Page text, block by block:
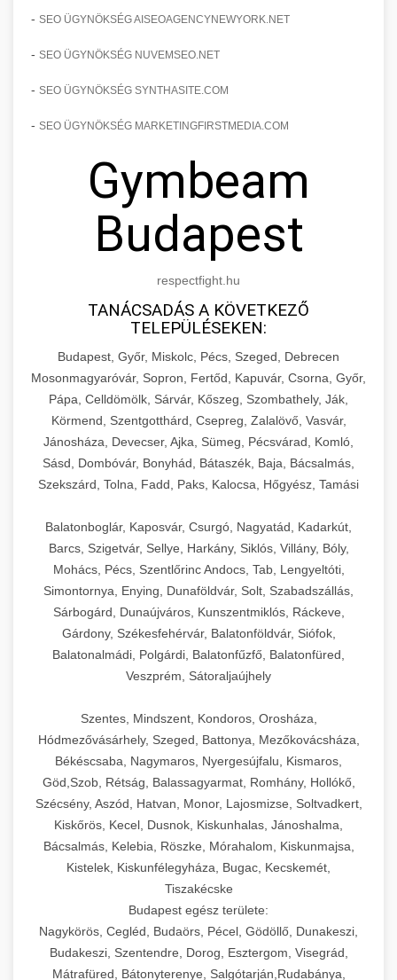
- SEO ÜGYNÖKSÉG AISEOAGENCYNEWYORK.NET
- SEO ÜGYNÖKSÉG NUVEMSEO.NET
- SEO ÜGYNÖKSÉG SYNTHASITE.COM
- SEO ÜGYNÖKSÉG MARKETINGFIRSTMEDIA.COM
Gymbeam
Budapest
respectfight.hu
TANÁCSADÁS A KÖVETKEZŐ
TELEPÜLÉSEKEN:
Budapest, Győr, Miskolc, Pécs, Szeged, Debrecen
Mosonmagyaróvár, Sopron, Fertőd, Kapuvár, Csorna, Győr,
Pápa, Celldömölk, Sárvár, Kőszeg, Szombathely, Ják,
Körmend, Szentgotthárd, Csepreg, Zalalövő, Vasvár,
Jánosháza, Devecser, Ajka, Sümeg, Pécsvárad, Komló,
Sásd, Dombóvár, Bonyhád, Bátaszék, Baja, Bácsalmás,
Szekszárd, Tolna, Fadd, Paks, Kalocsa, Hőgyész, Tamási
Balatonboglár, Kaposvár, Csurgó, Nagyatád, Kadarkút,
Barcs, Szigetvár, Sellye, Harkány, Siklós, Villány, Bóly,
Mohács, Pécs, Szentlőrinc Andocs, Tab, Lengyeltóti,
Simontornya, Enying, Dunaföldvár, Solt, Szabadszállás,
Sárbogárd, Dunaújváros, Kunszentmiklós, Ráckeve,
Gárdony, Székesfehérvár, Balatonföldvár, Siófok,
Balatonalmádi, Polgárdi, Balatonfűzfő, Balatonfüred,
Veszprém, Sátoraljaújhely
Szentes, Mindszent, Kondoros, Orosháza,
Hódmezővásárhely, Szeged, Battonya, Mezőkovácsháza,
Békéscsaba, Nagymaros, Nyergesújfalu, Kismaros,
Göd,Szob, Rétság, Balassagyarmat, Romhány, Hollókő,
Szécsény, Aszód, Hatvan, Monor, Lajosmizse, Soltvadkert,
Kiskőrös, Kecel, Dusnok, Kiskunhalas, Jánoshalma,
Bácsalmás, Kelebia, Röszke, Mórahalom, Kiskunmajsa,
Kistelek, Kiskunfélegyháza, Bugac, Kecskemét,
Tiszakécske
Budapest egész területe:
Nagykörös, Cegléd, Budaörs, Pécel, Gödöllő, Dunakeszi,
Budakeszi, Szentendre, Dorog, Esztergom, Visegrád,
Mátrafüred, Bátonyterenye, Salgótarján,Rudabánya,